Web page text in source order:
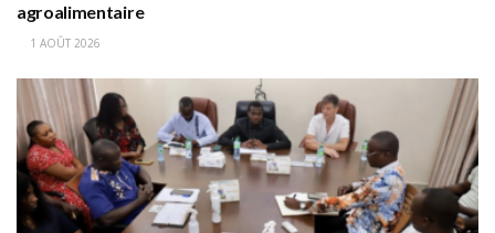
agroalimentaire
1 AOÛT 2026